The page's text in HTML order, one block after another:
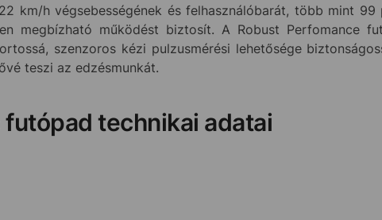
km/h végsebességének és felhasználóbarát, több mint
megbízható működést biztosít. A Robust Perfomance
szenzoros kézi pulzusmérési lehetősége
teszi az edzésmunkát.
technikai adatai